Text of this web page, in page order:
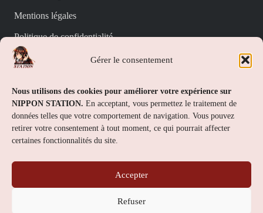
Gérer le consentement
Nous utilisons des cookies pour améliorer votre expérience sur
NIPPON STATION. En acceptant, vous permettez le traitement de
données telles que votre comportement de navigation. Vous pouvez
retirer votre consentement à tout moment, ce qui pourrait affecter
certaines fonctionnalités du site.
Accepter
Refuser
Mentions légales
Politique de confidentialité
Politique de cookies (UE)
Nippon Station
À propos
FAQs
Contact